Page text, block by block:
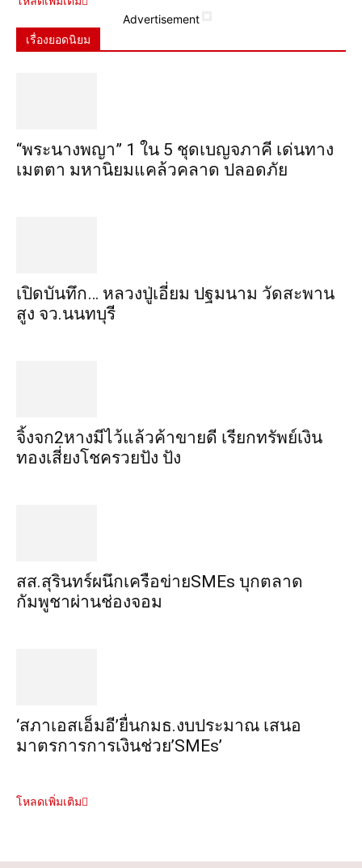
Advertisement
เรื่องยอดนิยม
“พระ​นาง​พญา” 1 ใน 5​ ชุดเบญจ​ภาคี​ เด่นทาง
เมตตา​ มหา​นิยม​แคล้วคลาด​ ปลอดภัย​
เปิดบันทึก… หลวงปู่เอี่ยม ​ปฐม​นาม​ วัดสะพาน
สูง​ จว.นนทบุรี
จิ้งจก​2​หาง​มีไว้แล้ว​ค้าขาย​ดี​ เรียก​ทรัพย์เงิน
ทอง​เสี่ยงโชค​รวยปัง​ ปัง​
สส.สุรินทร์ผนึกเครือข่ายSMEs บุกตลาด
กัมพูชาผ่านช่องจอม
‘สภาเอสเอ็มอี’ยื่นกมธ.งบประมาณ เสนอ
มาตรการการเงินช่วย’SMEs’
โหลดเพิ่มเติม